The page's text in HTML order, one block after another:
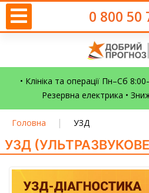
0 800 50
• Клініка та операції Пн–Сб
Резервна електрика •
Головна | УЗД
УЗД